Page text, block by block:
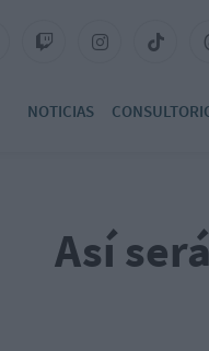
NOTICIAS
Así